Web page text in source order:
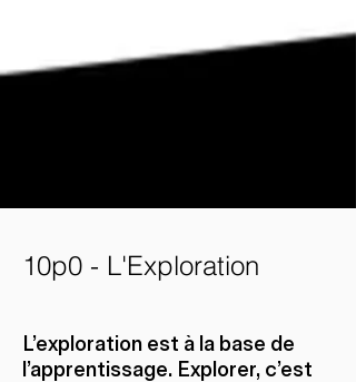
10p0 - L'Exploration
L’exploration est à la base de
l’apprentissage. Explorer, c’est